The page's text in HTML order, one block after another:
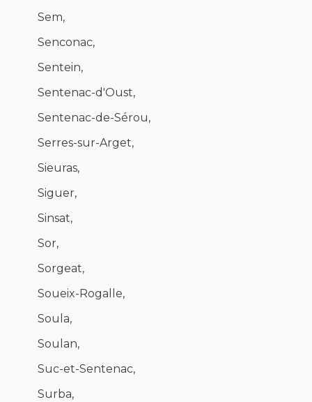
Sem,
Senconac,
Sentein,
Sentenac-d'Oust,
Sentenac-de-Sérou,
Serres-sur-Arget,
Sieuras,
Siguer,
Sinsat,
Sor,
Sorgeat,
Soueix-Rogalle,
Soula,
Soulan,
Suc-et-Sentenac,
Surba,